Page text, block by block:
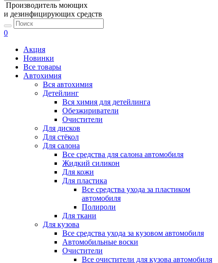
Производитель моющих
и дезинфицирующих средств
0
Акция
Новинки
Все товары
Автохимия
Вся автохимия
Детейлинг
Вся химия для детейлинга
Обезжириватели
Очистители
Для дисков
Для стёкол
Для салона
Все средства для салона автомобиля
Жидкий силикон
Для кожи
Для пластика
Все средства ухода за пластиком
автомобиля
Полироли
Для ткани
Для кузова
Все средства ухода за кузовом автомобиля
Автомобильные воски
Очистители
Все очистители для кузова автомобиля